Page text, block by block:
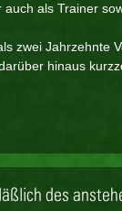
als Trainer
zwei Jahrzehnte
hinaus
des